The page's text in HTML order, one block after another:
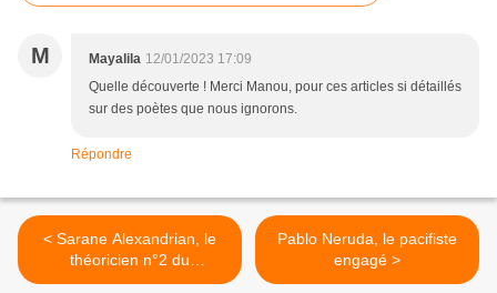
M Mayalila 12/01/2023 17:09
Quelle découverte ! Merci Manou, pour ces articles si détaillés
sur des poètes que nous ignorons.
Répondre
< Sarane Alexandrian, le
théoricien n°2 du
surréalisme
Pablo Neruda, le pacifiste
engagé >